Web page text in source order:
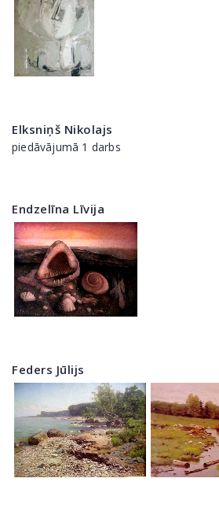
Elksniņš Nikolajs
piedāvājumā 1 darbs
Endzelīna Līvija
Feders Jūlijs